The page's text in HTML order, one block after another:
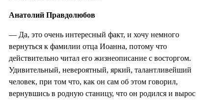
Анатолий Правдолюбов
— Да, это очень интересный факт, и хочу немного
вернуться к фамилии отца Иоанна, потому что
действительно читал его жизнеописание с восторгом.
Удивительный, невероятный, яркий, талантливейший
человек, при том что, как он сам об этом говорил,
вернувшись в родную станицу, что он родился и вырос